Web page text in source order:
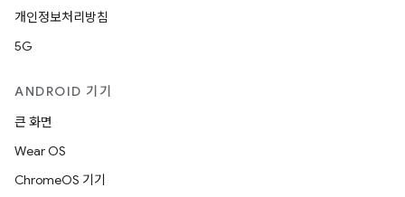
개인정보처리방침
5G
ANDROID 기기
큰 화면
Wear OS
ChromeOS 기기